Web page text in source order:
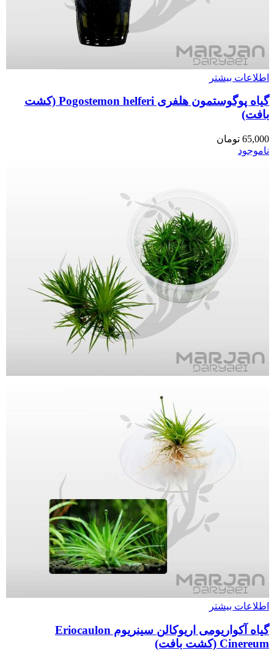
اطلاعات بیشتر
گیاه پوگوستمون هلفری Pogostemon helferi (کشت
بافت)
65,000 تومان
ناموجود
اطلاعات بیشتر
گیاه آکواریومی اریوکالن سینریوم Eriocaulon
Cinereum (کشت بافت)